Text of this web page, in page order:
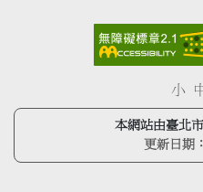
小
本網站由臺北
更新日期：